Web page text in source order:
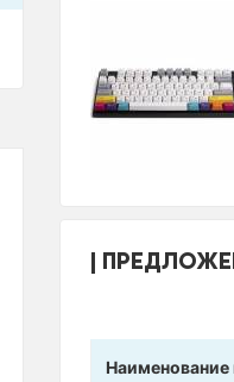
Наименование